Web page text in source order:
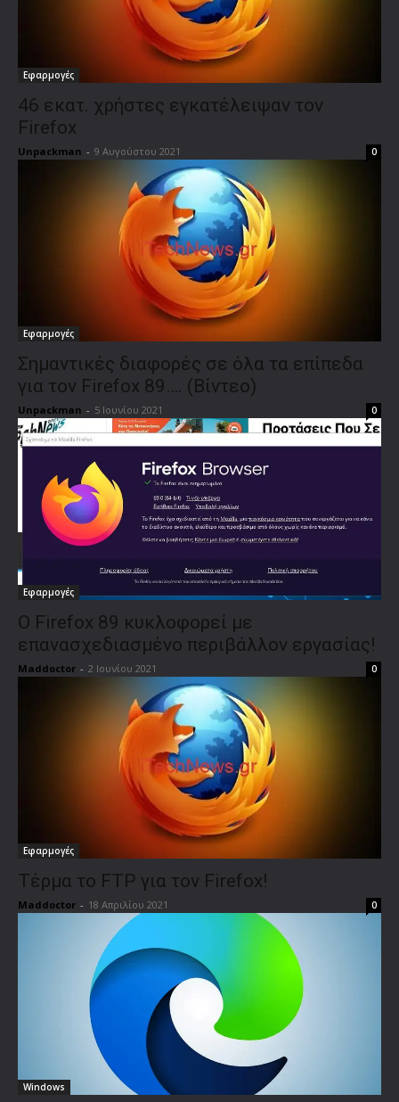
Εφαρμογές
46 εκατ. χρήστες εγκατέλειψαν τον
Firefox
Unpackman - 9 Αυγούστου 2021 0
Εφαρμογές
Σημαντικές διαφορές σε όλα τα επίπεδα
για τον Firefox 89…. (Βίντεο)
Unpackman - 5 Ιουνίου 2021 0
Εφαρμογές
Ο Firefox 89 κυκλοφορεί με
επανασχεδιασμένο περιβάλλον εργασίας!
Maddoctor - 2 Ιουνίου 2021 0
Εφαρμογές
Τέρμα το FTP για τον Firefox!
Maddoctor - 18 Απριλίου 2021 0
Windows